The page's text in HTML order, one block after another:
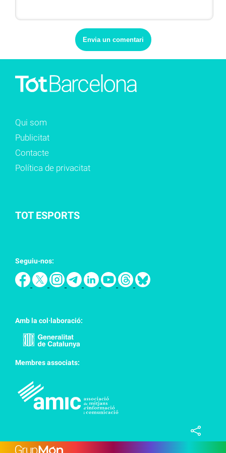
Qui som
Publicitat
Contacte
Política de privacitat
TOT ESPORTS
Seguiu-nos:
Amb la col·laboració:
Membres associats: